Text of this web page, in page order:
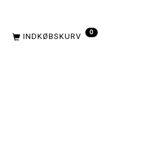
INDKØBSKURV 0